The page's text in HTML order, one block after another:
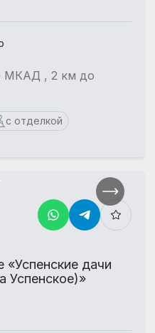
МКАД , 2 км до
с отделкой
дачи
Успенское)»